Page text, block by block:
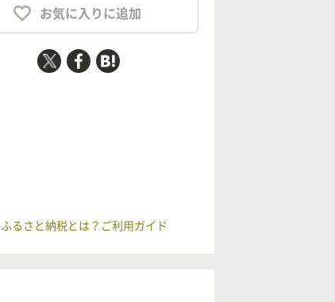
お気に入りに追加
ふるさと納税とは？ご利用ガイド